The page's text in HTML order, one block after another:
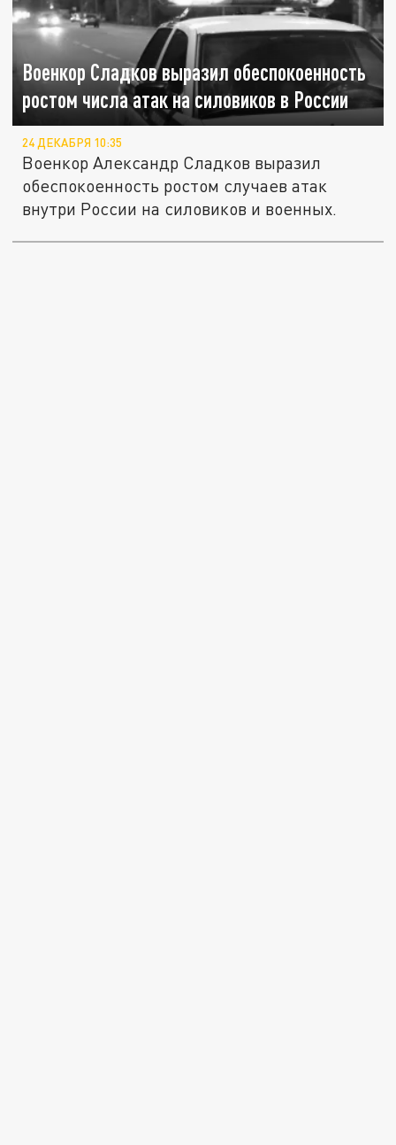
Военкор Сладков выразил обеспокоенность
ростом числа атак на силовиков в России
24 ДЕКАБРЯ 10:35
Военкор Александр Сладков выразил
обеспокоенность ростом случаев атак
внутри России на силовиков и военных.